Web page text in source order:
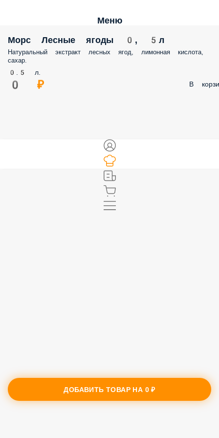
Меню
Морс Лесные ягоды 0, 5л
Натуральный экстракт лесных ягод, лимонная кислота,
сахар.
0.5 л.
0 ₽ В
ДОБАВИТЬ ТОВАР НА 0 ₽